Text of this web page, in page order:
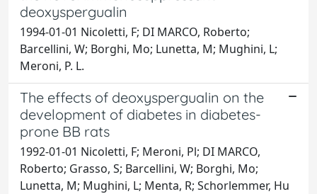
deoxyspergualin
1994-01-01 Nicoletti, F; DI MARCO, Roberto;
Barcellini, W; Borghi, Mo; Lunetta, M; Mughini, L;
Meroni, P. L.
The effects of deoxyspergualin on the
development of diabetes in diabetes-
prone BB rats
1992-01-01 Nicoletti, F; Meroni, Pl; DI MARCO,
Roberto; Grasso, S; Barcellini, W; Borghi, Mo;
Lunetta, M; Mughini, L; Menta, R; Schorlemmer, Hu